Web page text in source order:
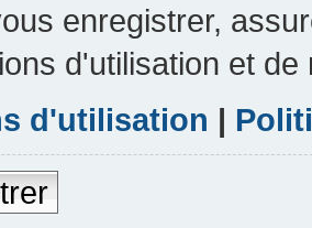
enregistrer,
d'utilisation et
d'utilisation |